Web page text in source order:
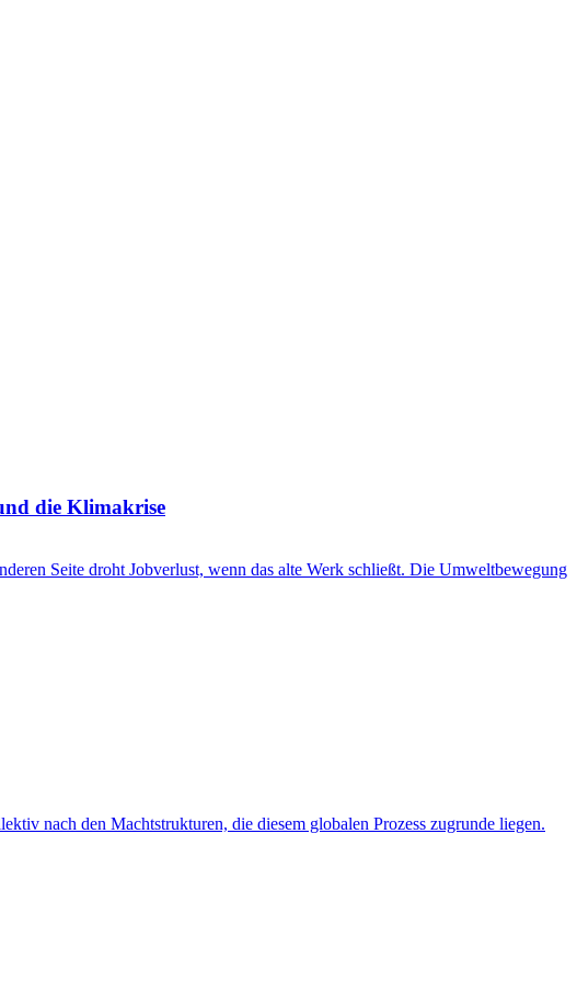
die Klimakrise
Seite droht Jobverlust, wenn das alte Werk schließt. Die Umweltbewegung
nach den Machtstrukturen, die diesem globalen Prozess zugrunde liegen.